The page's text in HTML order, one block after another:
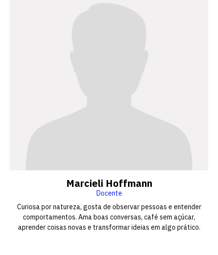
Marcieli Hoffmann
Docente
Curiosa por natureza, gosta de observar pessoas e entender
comportamentos. Ama boas conversas, café sem açúcar,
aprender coisas novas e transformar ideias em algo prático.